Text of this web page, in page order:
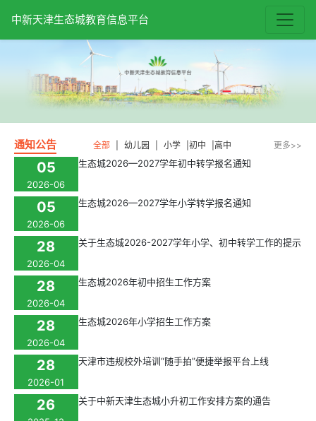
中新天津生态城教育信息平台
通知公告 全部 幼儿园 小学 初中 高中 更多>>
05
2026-06
生态城2026—2027学年初中转学报名通知
05
2026-06
生态城2026—2027学年小学转学报名通知
28
2026-04
关于生态城2026-2027学年小学、初中转学工作的提示
28
2026-04
生态城2026年初中招生工作方案
28
2026-04
生态城2026年小学招生工作方案
28
2026-01
天津市违规校外培训“随手拍”便捷举报平台上线
26 关于中新天津生态城小升初工作安排方案的通告